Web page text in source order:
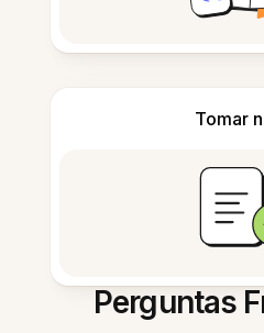
Tomar
Perguntas